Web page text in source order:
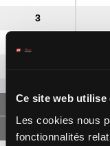
Ce site web utilise
Les cookies nous
fonctionnalités
3